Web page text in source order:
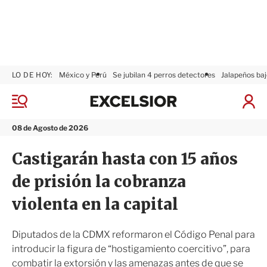
M
n
08 de Agosto de 2026
LO DE HOY: México y Perú Se jubilan 4 perros detectores Jalapeños
I
ó
n
x
i
r
Castigarán hasta con 15 años
de prisión la cobranza
violenta en la capital
Diputados de la CDMX reformaron el Código Penal para
introducir la figura de “hostigamiento coercitivo”, para
combatir la extorsión y las amenazas antes de que se